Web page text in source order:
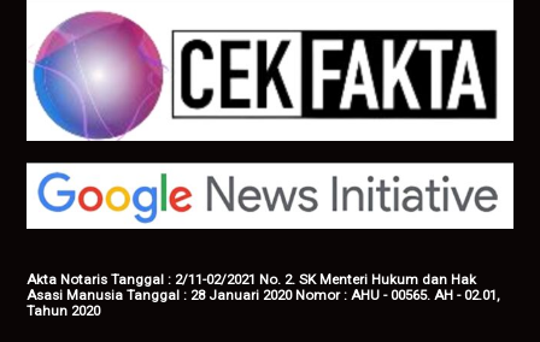
Akta Notaris Tanggal : 2/11-02/2021 No. 2. SK Menteri Hukum dan Hak
Asasi Manusia Tanggal : 28 Januari 2020 Nomor : AHU - 00565. AH - 02.01,
Tahun 2020